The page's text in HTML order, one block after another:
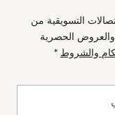
التسويقية من
والعروض الحصرية
والشروط *